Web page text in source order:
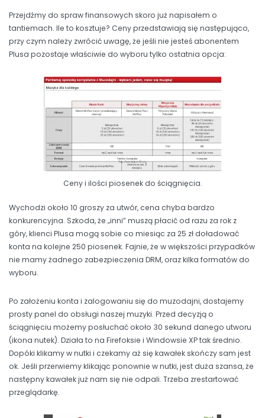
Przejdźmy do spraw finansowych skoro już napisałem o
tantiemach. Ile to kosztuje? Ceny przedstawiają się następująco,
przy czym należy zwrócić uwagę, że jeśli nie jesteś abonentem
Plusa pozostaje właściwie do wyboru tylko ostatnia opcja:
Ceny i ilości piosenek do ściągnięcia.
Wychodzi około 10 groszy za utwór, cena chyba bardzo
konkurencyjna. Szkoda, że „inni” muszą płacić od razu za rok z
góry, klienci Plusa mogą sobie co miesiąc za 25 zł doładować
konta na kolejne 250 piosenek. Fajnie, że w większości przypadków
nie mamy żadnego zabezpieczenia DRM, oraz kilka formatów do
wyboru.
Po założeniu konta i zalogowaniu się do muzodajni, dostajemy
prosty panel do obsługi naszej muzyki. Przed decyzją o
ściągnięciu możemy posłuchać około 30 sekund danego utworu
(ikona nutek). Działa to na Firefoksie i Windowsie XP tak średnio.
Dopóki klikamy w nutki i czekamy aż się kawałek skończy sam jest
ok. Jeśli przerwiemy klikając ponownie w nutki, jest duża szansa, że
następny kawałek już nam się nie odpali. Trzeba zrestartować
przeglądarkę.